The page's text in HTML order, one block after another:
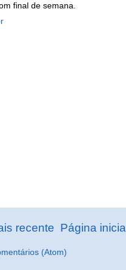
final de semana.
recente Página inicial
(Atom)